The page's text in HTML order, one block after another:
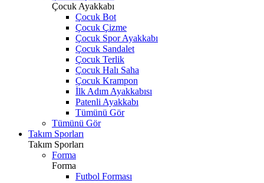
Çocuk Ayakkabı
Çocuk Bot
Çocuk Çizme
Çocuk Spor Ayakkabı
Çocuk Sandalet
Çocuk Terlik
Çocuk Halı Saha
Çocuk Krampon
İlk Adım Ayakkabısı
Patenli Ayakkabı
Tümünü Gör
Tümünü Gör
Takım Sporları
Takım Sporları
Forma
Forma
Futbol Forması